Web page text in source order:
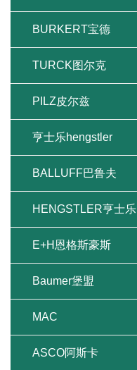
BURKERT宝德
TURCK图尔克
PILZ皮尔兹
亨士乐hengstler
BALLUFF巴鲁夫
HENGSTLER亨士乐
E+H恩格斯豪斯
Baumer堡盟
MAC
ASCO阿斯卡